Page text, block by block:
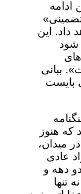
ادامه
داد. این
شود
ببانی
بایست
که هنوز
میدان،
عادی
دهه و
تنها